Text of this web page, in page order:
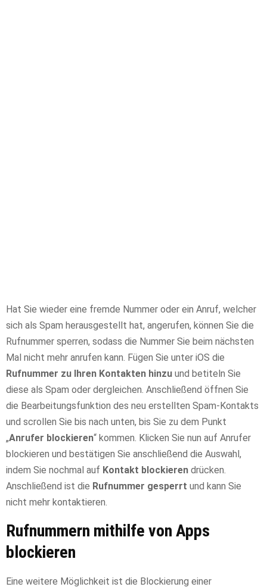
Hat Sie wieder eine fremde Nummer oder ein Anruf, welcher
sich als Spam herausgestellt hat, angerufen, können Sie die
Rufnummer sperren, sodass die Nummer Sie beim nächsten
Mal nicht mehr anrufen kann. Fügen Sie unter iOS die
Rufnummer zu Ihren Kontakten hinzu und betiteln Sie
diese als Spam oder dergleichen. Anschließend öffnen Sie
die Bearbeitungsfunktion des neu erstellten Spam-Kontakts
und scrollen Sie bis nach unten, bis Sie zu dem Punkt
„Anrufer blockieren“ kommen. Klicken Sie nun auf Anrufer
blockieren und bestätigen Sie anschließend die Auswahl,
indem Sie nochmal auf Kontakt blockieren drücken.
Anschließend ist die Rufnummer gesperrt und kann Sie
nicht mehr kontaktieren.
Rufnummern mithilfe von Apps
blockieren
Eine weitere Möglichkeit ist die Blockierung einer